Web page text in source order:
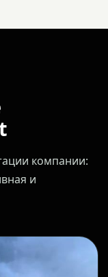
компании:
и